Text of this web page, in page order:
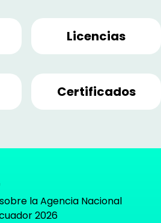
Licencias
Certificados
la Agencia Nacional
2026